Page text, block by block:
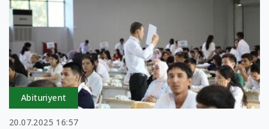
Abituriyent
20.07.2025 16:57